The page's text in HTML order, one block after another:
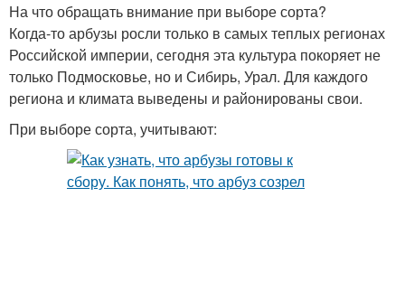
На что обращать внимание при выборе сорта?
Когда-то арбузы росли только в самых теплых регионах
Российской империи, сегодня эта культура покоряет не
только Подмосковье, но и Сибирь, Урал. Для каждого
региона и климата выведены и районированы свои.
При выборе сорта, учитывают: